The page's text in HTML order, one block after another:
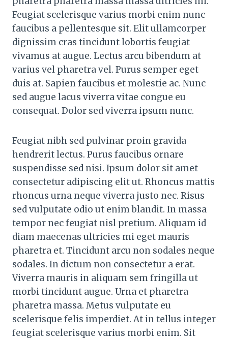
Feugiat scelerisque varius morbi enim nunc
faucibus a pellentesque sit. Elit ullamcorper
dignissim cras tincidunt lobortis feugiat
vivamus at augue. Lectus arcu bibendum at
varius vel pharetra vel. Purus semper eget
duis at. Sapien faucibus et molestie ac. Nunc
sed augue lacus viverra vitae congue eu
consequat. Dolor sed viverra ipsum nunc.
Feugiat nibh sed pulvinar proin gravida
hendrerit lectus. Purus faucibus ornare
suspendisse sed nisi. Ipsum dolor sit amet
consectetur adipiscing elit ut. Rhoncus mattis
rhoncus urna neque viverra justo nec. Risus
sed vulputate odio ut enim blandit. In massa
tempor nec feugiat nisl pretium. Aliquam id
diam maecenas ultricies mi eget mauris
pharetra et. Tincidunt arcu non sodales neque
sodales. In dictum non consectetur a erat.
Viverra mauris in aliquam sem fringilla ut
morbi tincidunt augue. Urna et pharetra
pharetra massa. Metus vulputate eu
scelerisque felis imperdiet. At in tellus integer
feugiat scelerisque varius morbi enim. Sit